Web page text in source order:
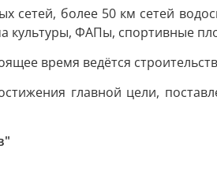
сетей, более 50 км сетей
культуры, ФАПы, спортивные
время ведётся
главной цели,